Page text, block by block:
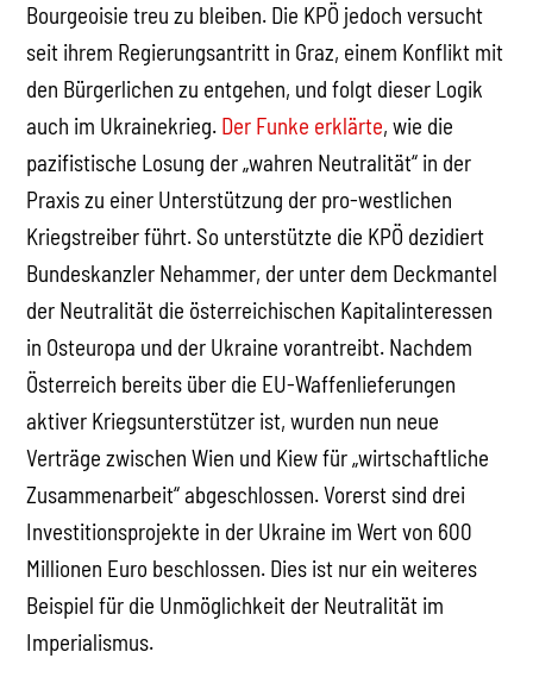
Bourgeoisie treu zu bleiben. Die KPÖ jedoch versucht
seit ihrem Regierungsantritt in Graz, einem Konflikt mit
den Bürgerlichen zu entgehen, und folgt dieser Logik
auch im Ukrainekrieg. Der Funke erklärte, wie die
pazifistische Losung der „wahren Neutralität“ in der
Praxis zu einer Unterstützung der pro-westlichen
Kriegstreiber führt. So unterstützte die KPÖ dezidiert
Bundeskanzler Nehammer, der unter dem Deckmantel
der Neutralität die österreichischen Kapitalinteressen
in Osteuropa und der Ukraine vorantreibt. Nachdem
Österreich bereits über die EU-Waffenlieferungen
aktiver Kriegsunterstützer ist, wurden nun neue
Verträge zwischen Wien und Kiew für „wirtschaftliche
Zusammenarbeit“ abgeschlossen. Vorerst sind drei
Investitionsprojekte in der Ukraine im Wert von 600
Millionen Euro beschlossen. Dies ist nur ein weiteres
Beispiel für die Unmöglichkeit der Neutralität im
Imperialismus.